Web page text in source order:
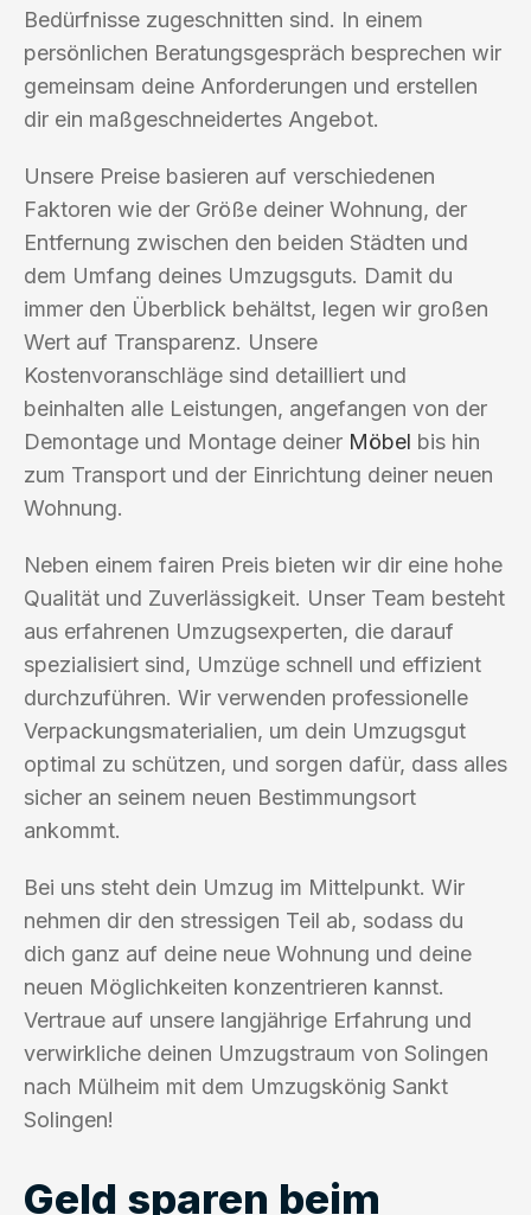
Bedürfnisse zugeschnitten sind. In einem
persönlichen Beratungsgespräch besprechen wir
gemeinsam deine Anforderungen und erstellen
dir ein maßgeschneidertes Angebot.
Unsere Preise basieren auf verschiedenen
Faktoren wie der Größe deiner Wohnung, der
Entfernung zwischen den beiden Städten und
dem Umfang deines Umzugsguts. Damit du
immer den Überblick behältst, legen wir großen
Wert auf Transparenz. Unsere
Kostenvoranschläge sind detailliert und
beinhalten alle Leistungen, angefangen von der
Demontage und Montage deiner Möbel bis hin
zum Transport und der Einrichtung deiner neuen
Wohnung.
Neben einem fairen Preis bieten wir dir eine hohe
Qualität und Zuverlässigkeit. Unser Team besteht
aus erfahrenen Umzugsexperten, die darauf
spezialisiert sind, Umzüge schnell und effizient
durchzuführen. Wir verwenden professionelle
Verpackungsmaterialien, um dein Umzugsgut
optimal zu schützen, und sorgen dafür, dass alles
sicher an seinem neuen Bestimmungsort
ankommt.
Bei uns steht dein Umzug im Mittelpunkt. Wir
nehmen dir den stressigen Teil ab, sodass du
dich ganz auf deine neue Wohnung und deine
neuen Möglichkeiten konzentrieren kannst.
Vertraue auf unsere langjährige Erfahrung und
verwirkliche deinen Umzugstraum von Solingen
nach Mülheim mit dem Umzugskönig Sankt
Solingen!
Geld sparen beim